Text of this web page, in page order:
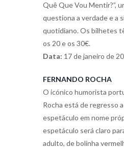
Quê Que Vou Mentir?”,
questiona a verdade e a
quotidiano. Os bilhetes
os 20 e os 30€.
Data: 17 de janeiro de
FERNANDO ROCHA
O icónico humorista
Rocha está de regresso
espetáculo em nome
espetáculo será claro
adulto, de bolinha